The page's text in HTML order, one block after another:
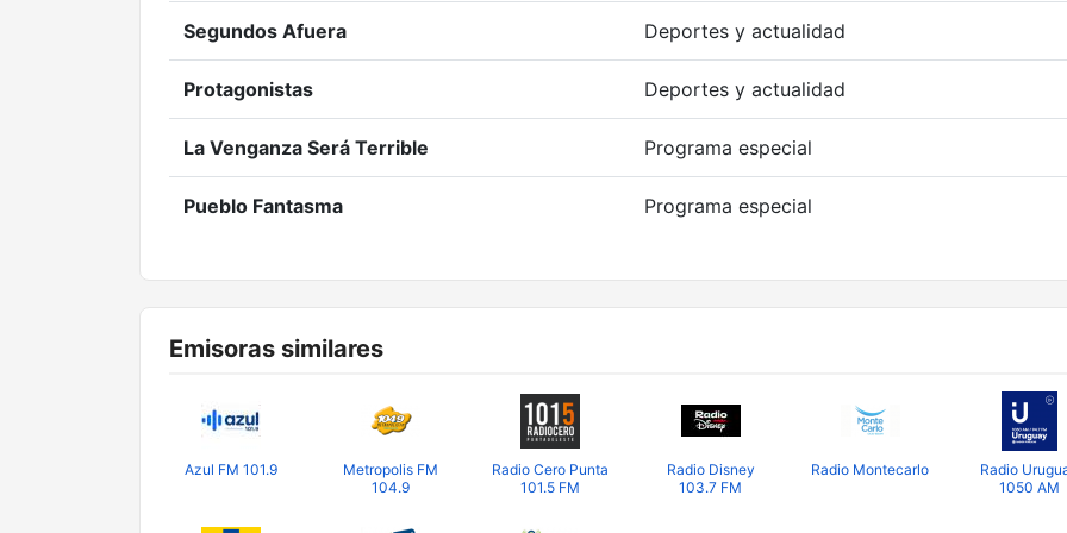
Segundos Afuera Deportes y actualidad
Protagonistas Deportes y actualidad
La Venganza Será Terrible Programa especial
Pueblo Fantasma Programa especial
Emisoras similares
Azul FM 101.9
Metropolis FM
104.9
Radio Cero Punta
101.5 FM
Radio Disney
103.7 FM
Radio Montecarlo
Radio
1050 AM